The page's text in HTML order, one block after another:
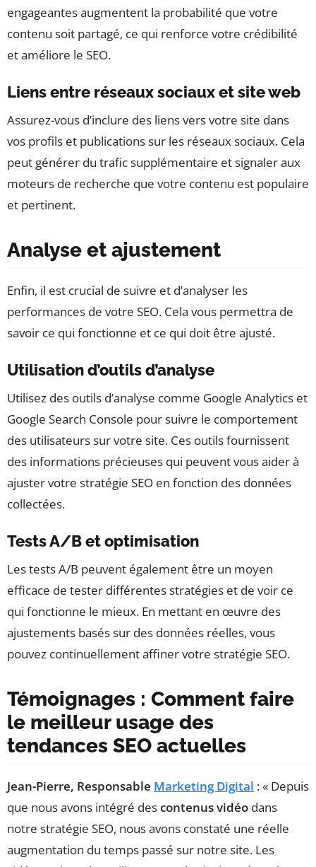
engageantes augmentent la probabilité que votre
contenu soit partagé, ce qui renforce votre crédibilité
et améliore le SEO.
Liens entre réseaux sociaux et site web
Assurez-vous d’inclure des liens vers votre site dans
vos profils et publications sur les réseaux sociaux. Cela
peut générer du trafic supplémentaire et signaler aux
moteurs de recherche que votre contenu est populaire
et pertinent.
Analyse et ajustement
Enfin, il est crucial de suivre et d’analyser les
performances de votre SEO. Cela vous permettra de
savoir ce qui fonctionne et ce qui doit être ajusté.
Utilisation d’outils d’analyse
Utilisez des outils d’analyse comme Google Analytics et
Google Search Console pour suivre le comportement
des utilisateurs sur votre site. Ces outils fournissent
des informations précieuses qui peuvent vous aider à
ajuster votre stratégie SEO en fonction des données
collectées.
Tests A/B et optimisation
Les tests A/B peuvent également être un moyen
efficace de tester différentes stratégies et de voir ce
qui fonctionne le mieux. En mettant en œuvre des
ajustements basés sur des données réelles, vous
pouvez continuellement affiner votre stratégie SEO.
Témoignages : Comment faire
le meilleur usage des
tendances SEO actuelles
Jean-Pierre, Responsable Marketing Digital : « Depuis
que nous avons intégré descontenus vidéo dans
notre stratégie SEO, nous avons constaté une réelle
augmentation du temps passé sur notre site. Les